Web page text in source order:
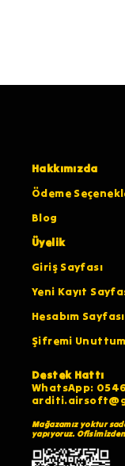
Hakkımızda
Ödeme
Blog
Üyelik
Giriş Sayfası
Yeni Kayıt
Hesabım Sayfası
Şifremi
Destek Hattı
WhatsApp:
Mağazamız yoktur
yapıyoruz.